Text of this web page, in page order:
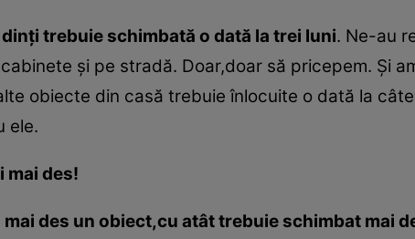
trebuie schimbată o dată la trei luni. Ne-au
şi pe stradă. Doar,doar să pricepem. Şi
obiecte din casă trebuie înlocuite o dată la
ele.
mai des!
des un obiect,cu atât trebuie schimbat mai